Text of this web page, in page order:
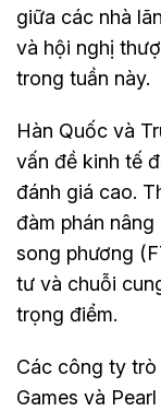
giữa các nhà
và hội nghị
trong tuần này.
Hàn Quốc và
vấn đề kinh tế
đánh giá cao.
đàm phán
song phương
tư và chuỗi
trọng điểm.
Các công ty
Games và